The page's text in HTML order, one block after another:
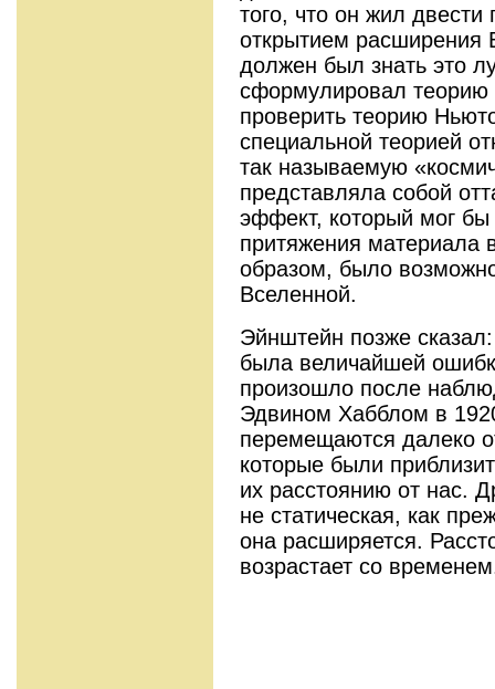
того, что он жил двести
открытием
должен был знать это
сформулировал теорию
проверить теорию
специальной теорией
так называемую
представляла собой
эффект, который мог
притяжения материала
образом, было
Вселенной.
Эйнштейн позже
была величайшей
произошло после
Эдвином Хабблом в
перемещаются далеко
которые были
их расстоянию от нас.
не статическая, как
она расширяется.
возрастает со